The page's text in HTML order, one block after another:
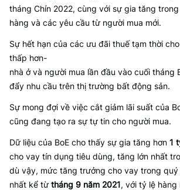
tháng Chín 2022, cùng với sự gia tăng
hàng và các yêu cầu từ người mua mới.
Sự hết hạn của các ưu đãi thuế tạm thời
thấp hơn-
nhà ở và người mua lần đầu vào cuối tháng
đẩy nhu cầu trên thị trường bất động sản.
Sự mong đợi về việc cắt giảm lãi suất của
cũng đang tạo ra sự tự tin cho người mua.
Dữ liệu của BoE cho thấy sự gia tăng hơn 1
cho vay tín dụng tiêu dùng, tăng lớn nhất
dù vậy, mức tăng trưởng cho vay trong
nhất kể từ tháng 9 năm 2021, với tỷ lệ hàng